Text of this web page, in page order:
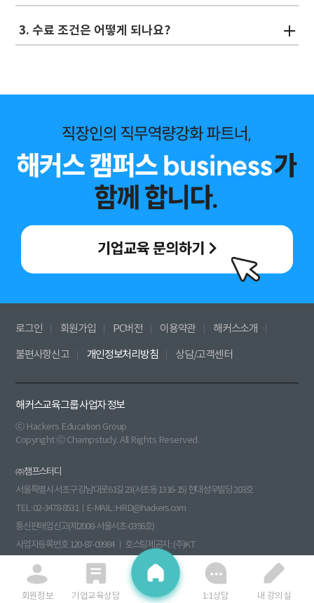
3. 수료 조건은 어떻게 되나요?
로그인 회원가입 PC버전 이용약관 해커스소개
불편사항신고 개인정보처리방침 상담/고객센터
해커스교육그룹 사업자 정보
ⓒ Hackers Education Group
Copyright ⓒ Champstudy. All Rights Reserved.
㈜챔프스터디
서울특별시 서초구 강남대로61길 23(서초동 1316-15) 현대성우빌딩 203호
TEL : 02-3478-8531ㅣE-MAIL : HRD@hackers.com
통신판매업신고(제2008-서울서초-0396호)
사업자등록번호 120-87-09984 ㅣ 호스팅제공자 : (주)KT
원격평생교육시설신고(제 원 - 140호) 부가통신사업신고(013760)
대표이사 : 전재윤 ㅣ 개인정보관리책임자 : 김병철
회원정보 기업교육상담 1:1상담 내 강의실